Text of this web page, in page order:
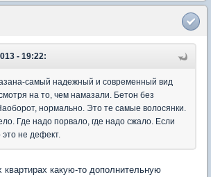
- 19:22:
самый надежный и современный вид
на то, чем намазали. Бетон без
нормально. Это те самые волосянки.
Где надо порвало, где надо сжало. Если
это не дефект.
какую-то дополнительную